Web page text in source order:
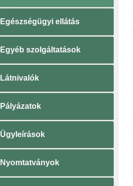
Egészségügyi ellátás
Egyéb szolgáltatások
Látnivalók
Pályázatok
Ügyleírások
Nyomtatványok